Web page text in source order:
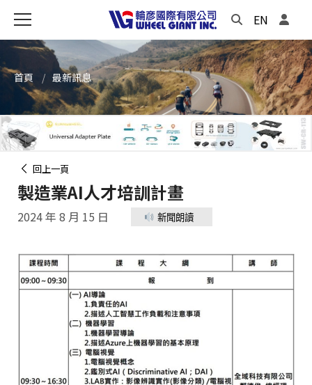
EN
首頁 最新訊息
回上一頁
製造業AI人才培訓計畫
2024 年 8 月 15 日 新聞朗讀